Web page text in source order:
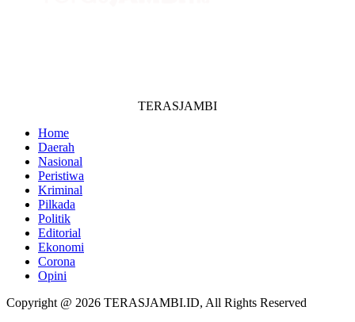
TERASJAMBI
Home
Daerah
Nasional
Peristiwa
Kriminal
Pilkada
Politik
Editorial
Ekonomi
Corona
Opini
Copyright @ 2026 TERASJAMBI.ID, All Rights Reserved